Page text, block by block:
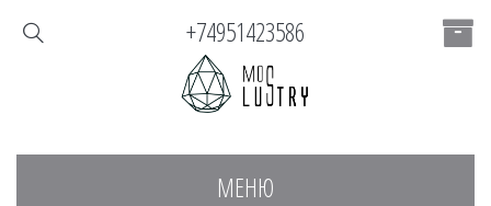
МЕНЮ
+74951423586